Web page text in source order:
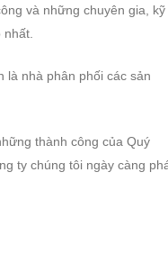
và những chuyên gia, kỹ
là nhà phân phối các sản
thành công của Quý
ty chúng tôi ngày càng